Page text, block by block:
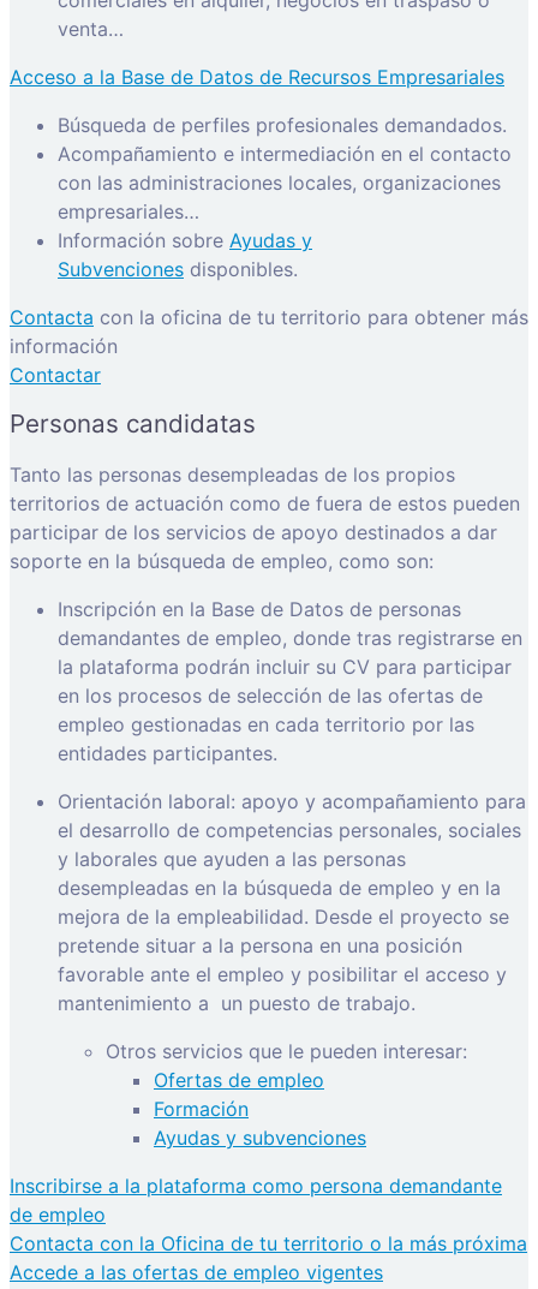
venta…
Acceso a la Base de Datos de Recursos Empresariales
Búsqueda de perfiles profesionales demandados.
Acompañamiento e intermediación en el contacto
con las administraciones locales, organizaciones
empresariales…
Información sobre Ayudas y
Subvenciones disponibles.
Contacta con la oficina de tu territorio para obtener más
información
Contactar
Personas candidatas
Tanto las personas desempleadas de los propios
territorios de actuación como de fuera de estos pueden
participar de los servicios de apoyo destinados a dar
soporte en la búsqueda de empleo, como son:
Inscripción en la Base de Datos de personas
demandantes de empleo, donde tras registrarse en
la plataforma podrán incluir su CV para participar
en los procesos de selección de las ofertas de
empleo gestionadas en cada territorio por las
entidades participantes.
Orientación laboral: apoyo y acompañamiento para
el desarrollo de competencias personales, sociales
y laborales que ayuden a las personas
desempleadas en la búsqueda de empleo y en la
mejora de la empleabilidad. Desde el proyecto se
pretende situar a la persona en una posición
favorable ante el empleo y posibilitar el acceso y
mantenimiento a un puesto de trabajo.
Otros servicios que le pueden interesar:
Ofertas de empleo
Formación
Ayudas y subvenciones
Inscribirse a la plataforma como persona demandante
de empleo
Contacta con la Oficina de tu territorio o la más próxima
Accede a las ofertas de empleo vigentes